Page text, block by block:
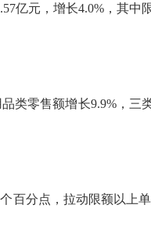
元，增长4.0%，其中
零售额增长9.9%，三
分点，拉动限额以上